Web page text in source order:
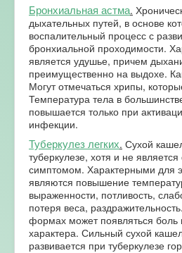
Бронхиальная астма.
дыхательных путей, в основе
воспалительный процесс с
бронхиальной проходимости.
является удушье, причем
преимущественно на выдохе.
Могут отмечаться хрипы,
Температура тела в
повышается только при
инфекции.
Туберкулез легких. Сухой
туберкулезе, хотя и не
симптомом. Характерными для
являются повышение
выраженности, потливость,
потеря веса,
формах может появляться боль
характера. Сильный сухой
развивается при туберкулезе